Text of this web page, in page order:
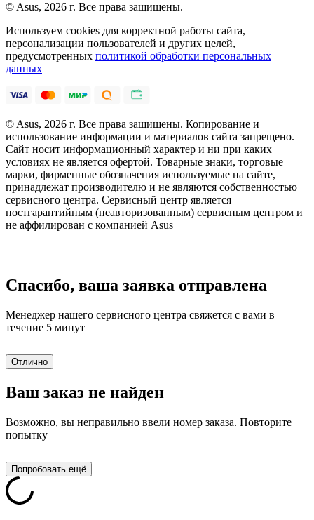
© Asus, 2026 г. Все права защищены.
Используем cookies для корректной работы сайта,
персонализации пользователей и других целей,
предусмотренных политикой обработки персональных
данных
© Asus, 2026 г. Все права защищены. Копирование и
использование информации и материалов сайта запрещено.
Сайт носит информационный характер и ни при каких
условиях не является офертой. Товарные знаки, торговые
марки, фирменные обозначения используемые на сайте,
принадлежат производителю и не являются собственностью
сервисного центра. Сервисный центр является
постгарантийным (неавторизованным) сервисным центром и
не аффилирован с компанией Asus
Спасибо, ваша заявка отправлена
Менеджер нашего сервисного центра свяжется с вами в
течение 5 минут
Отлично
Ваш заказ не найден
Возможно, вы неправильно ввели номер заказа. Повторите
попытку
Попробовать ещё